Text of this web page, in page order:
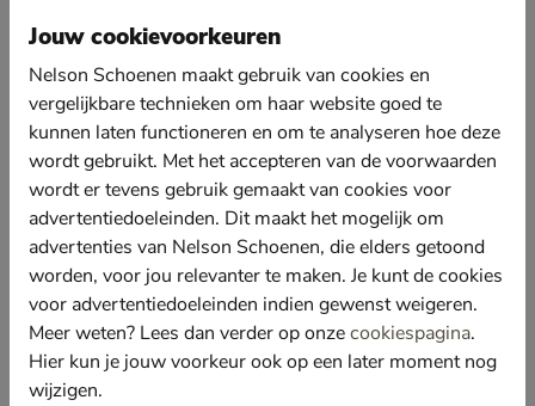
bovendien breder uit.
Uitgevoerd in een combinatie van suède en leer met
een tong van TENCEL-textiel. TENCEL is een
textielsoort wat gemaakt wordt van houtvezels uit
hernieuwbare bronnen.
Gevoerd met mesh-textiel wat een goede
vochtabsorptie heeft en de schoenen en voeten droog
en fris houdt. De gewatteerde hielkap biedt daarnaast
aangename zachtheid tijdens het lopen.
Voorzien van een foam-voetbed voor optimale
demping. Het voetbed is tevens uitneembaar
waardoor de sneaker geschikt is voor het gebruik van
eigen steunzolen.
Dankzij de ENCAP-tussenzool, gemaakt van EVA-
Jouw cookievoorkeuren
Nelson Schoenen maakt gebruik van cookies en
vergelijkbare technieken om haar website goed te
kunnen laten functioneren en om te analyseren hoe deze
wordt gebruikt. Met het accepteren van de voorwaarden
wordt er tevens gebruik gemaakt van cookies voor
advertentiedoeleinden. Dit maakt het mogelijk om
advertenties van Nelson Schoenen, die elders getoond
worden, voor jou relevanter te maken. Je kunt de cookies
voor advertentiedoeleinden indien gewenst weigeren.
Meer weten? Lees dan verder op onzecookiespagina.
Hier kun je jouw voorkeur ook op een later moment nog
wijzigen.